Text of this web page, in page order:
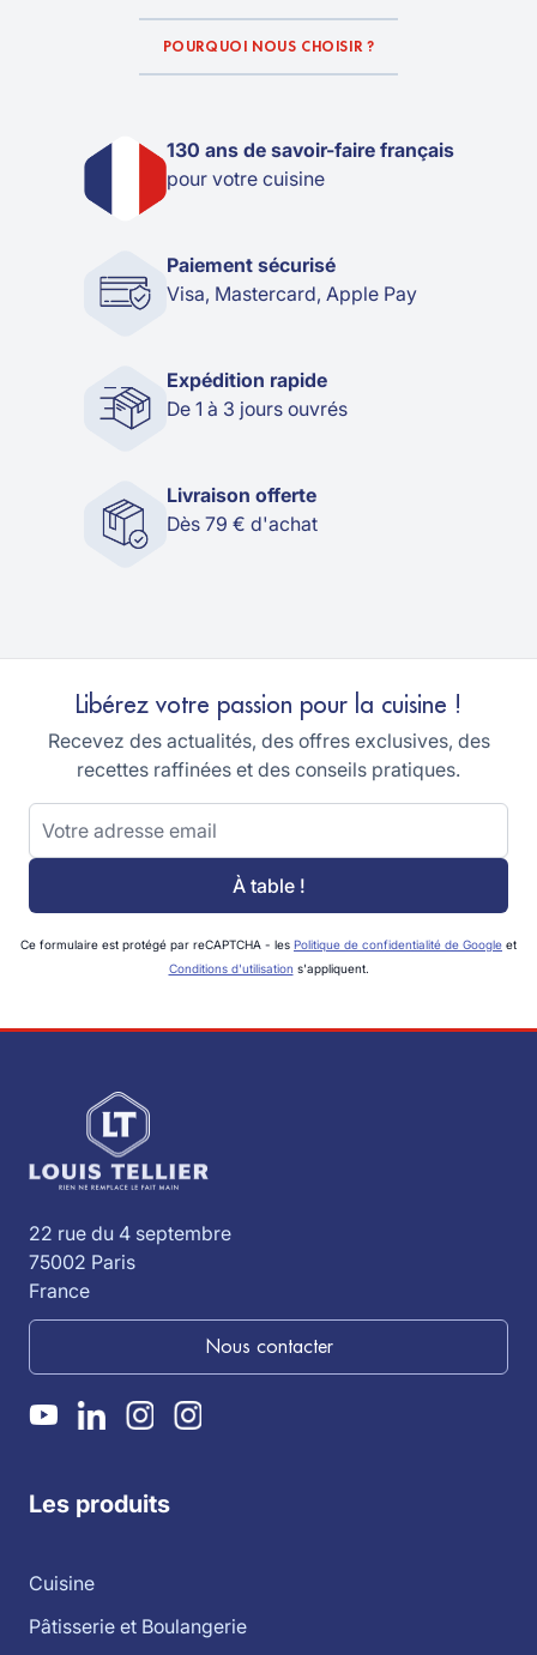
POURQUOI NOUS CHOISIR ?
130 ans de savoir-faire français
pour votre cuisine
Paiement sécurisé
Visa, Mastercard, Apple Pay
Expédition rapide
De 1 à 3 jours ouvrés
Livraison offerte
Dès 79 € d'achat
Libérez votre passion pour la cuisine !
Recevez des actualités, des offres exclusives, des
recettes raffinées et des conseils pratiques.
Adresse email
À table !
Ce formulaire est protégé par reCAPTCHA - les Politique de confidentialité de Google et
Conditions d'utilisation s'appliquent.
22 rue du 4 septembre
75002 Paris
France
Nous contacter
Les produits
Cuisine
Pâtisserie et Boulangerie